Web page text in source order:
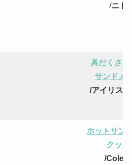
/ニト
具だくさ
サンドメ
/アイリス
ホットサン
クッカ
/